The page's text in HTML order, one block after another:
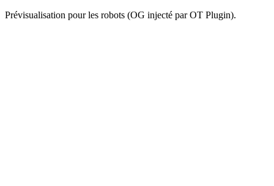
Prévisualisation pour les robots (OG injecté par OT Plugin).